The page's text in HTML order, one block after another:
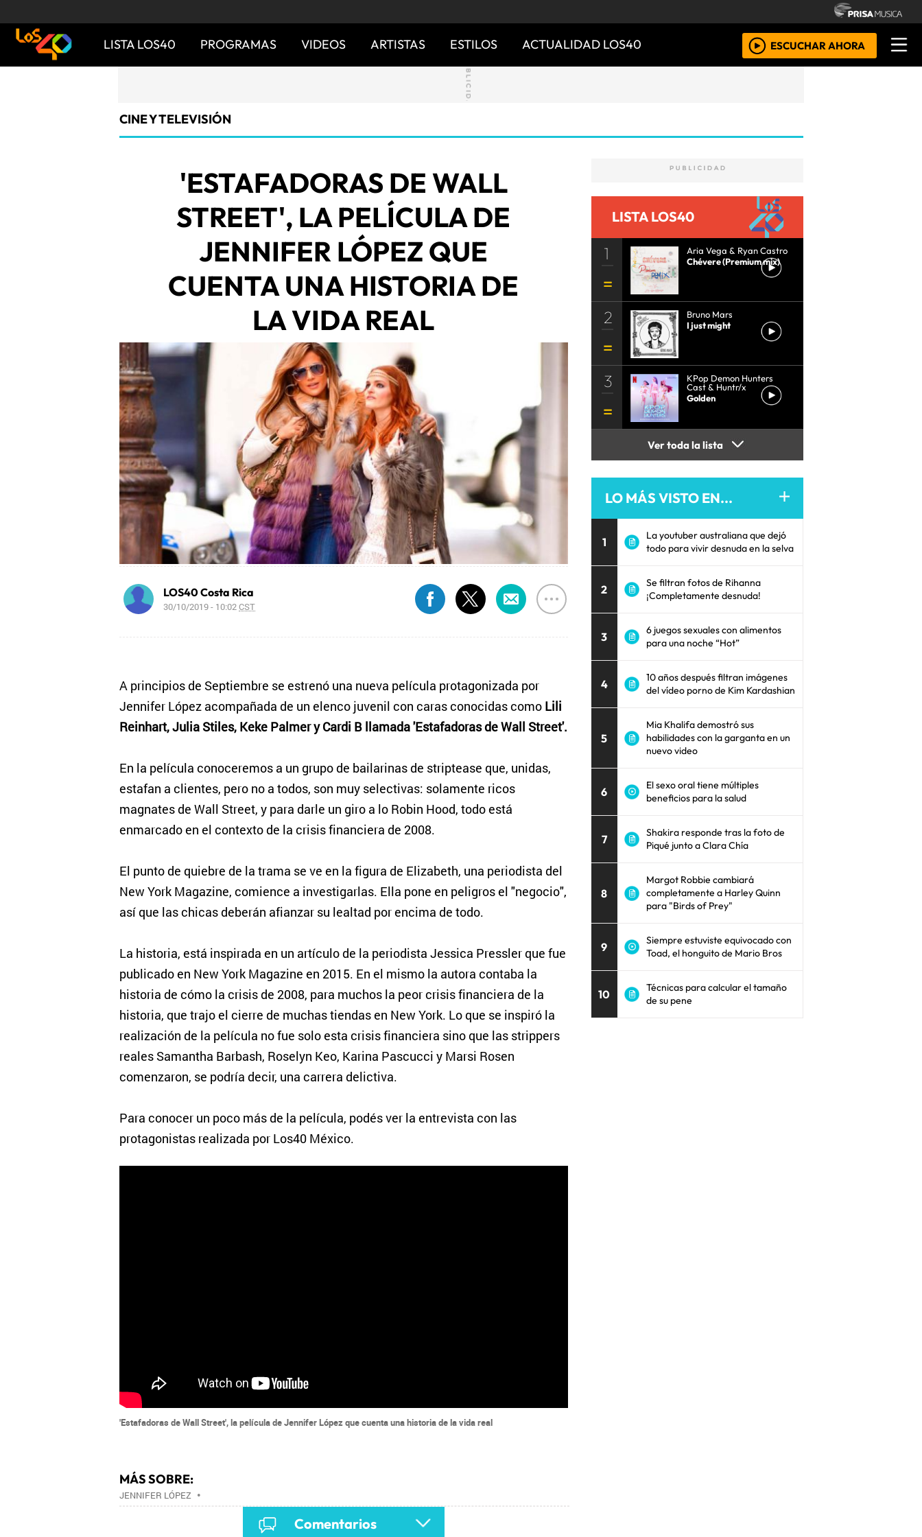
LISTA LOS40 PROGRAMAS VIDEOS ARTISTAS ESTILOS ACTUALIDAD LOS40 ESCUCHAR AHORA
CINE Y TELEVISIÓN
'ESTAFADORAS DE WALL
STREET', LA PELÍCULA DE
JENNIFER LÓPEZ QUE
CUENTA UNA HISTORIA DE
LA VIDA REAL
LOS40 Costa Rica
30/10/2019 - 10:02CST
A principios de Septiembre se estrenó una nueva película protagonizada por
Jennifer López acompañada de un elenco juvenil con caras conocidas como Lili
Reinhart, Julia Stiles, Keke Palmer y Cardi B llamada 'Estafadoras de Wall Street'.
En la película conoceremos a un grupo de bailarinas de striptease que, unidas,
estafan a clientes, pero no a todos, son muy selectivas: solamente ricos
magnates de Wall Street, y para darle un giro a lo Robin Hood, todo está
enmarcado en el contexto de la crisis financiera de 2008.
El punto de quiebre de la trama se ve en la figura de Elizabeth, una periodista del
New York Magazine, comience a investigarlas. Ella pone en peligros el "negocio",
así que las chicas deberán afianzar su lealtad por encima de todo.
La historia, está inspirada en un artículo de la periodista Jessica Pressler que fue
publicado en New York Magazine en 2015. En el mismo la autora contaba la
historia de cómo la crisis de 2008, para muchos la peor crisis financiera de la
historia, que trajo el cierre de muchas tiendas en New York. Lo que se inspiró la
realización de la película no fue solo esta crisis financiera sino que las strippers
reales Samantha Barbash, Roselyn Keo, Karina Pascucci y Marsi Rosen
comenzaron, se podría decir, una carrera delictiva.
Para conocer un poco más de la película, podés ver la entrevista con las
protagonistas realizada por Los40 México.
'Estafadoras de Wall Street', la película de Jennifer López que cuenta una historia de la vida real
MÁS SOBRE:
JENNIFER LÓPEZ •
Comentarios
LISTA LOS40
1
Aria Vega & Ryan Castro
Chévere (Premium mix)
2
Bruno Mars
I just might
3
KPop Demon Hunters
Cast & Huntr/x
Golden
Ver toda la lista
LO MÁS VISTO EN...
1
La youtuber australiana que dejó
todo para vivir desnuda en la selva
2
Se filtran fotos de Rihanna
¡Completamente desnuda!
3
6 juegos sexuales con alimentos
para una noche “Hot”
4
10 años después filtran imágenes
del vídeo porno de Kim Kardashian
5
Mia Khalifa demostró sus
habilidades con la garganta en un
nuevo video
6
El sexo oral tiene múltiples
beneficios para la salud
7
Shakira responde tras la foto de
Piqué junto a Clara Chía
8
Margot Robbie cambiará
completamente a Harley Quinn
para "Birds of Prey"
9
Siempre estuviste equivocado con
Toad, el honguito de Mario Bros
10
Técnicas para calcular el tamaño
de su pene